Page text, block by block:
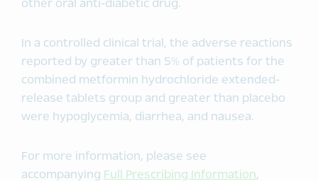
other oral anti-diabetic drug.
In a controlled clinical trial, the adverse reactions
reported by greater than 5% of patients for the
combined metformin hydrochloride extended-
release tablets group and greater than placebo
were hypoglycemia, diarrhea, and nausea.
For more information, please see
accompanying Full Prescribing Information,